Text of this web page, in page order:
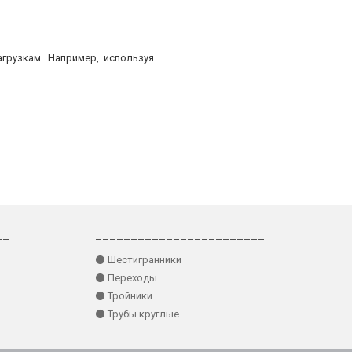
Например, используя
⚫ Шестигранники
⚫ Переходы
⚫ Тройники
⚫ Трубы круглые